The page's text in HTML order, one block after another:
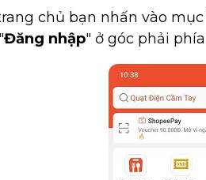
chủ bạn nhấn vào mục
Đăng nhập" ở góc phải